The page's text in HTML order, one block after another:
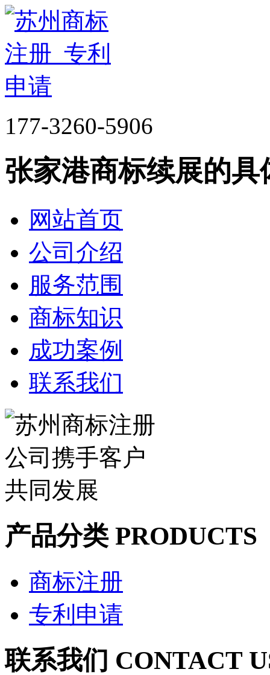
177-3260-5906
张家港商标续展的
网站首页
公司介绍
服务范围
商标知识
成功案例
联系我们
产品分类 PRODUCTS
商标注册
专利申请
联系我们 CONTACT